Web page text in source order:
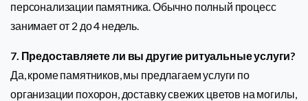
персонализации памятника. Обычно полный процесс
занимает от 2 до 4 недель.
7. Предоставляете ли вы другие ритуальные услуги?
Да, кроме памятников, мы предлагаем услуги по
организации похорон, доставку свежих цветов на могилы,